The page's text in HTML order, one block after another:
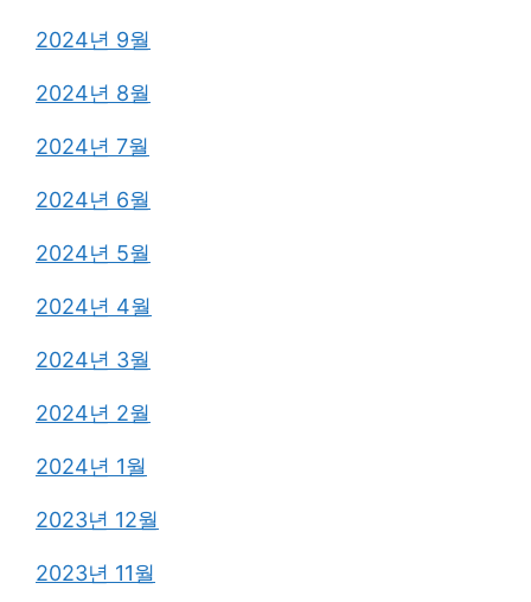
2024년 9월
2024년 8월
2024년 7월
2024년 6월
2024년 5월
2024년 4월
2024년 3월
2024년 2월
2024년 1월
2023년 12월
2023년 11월